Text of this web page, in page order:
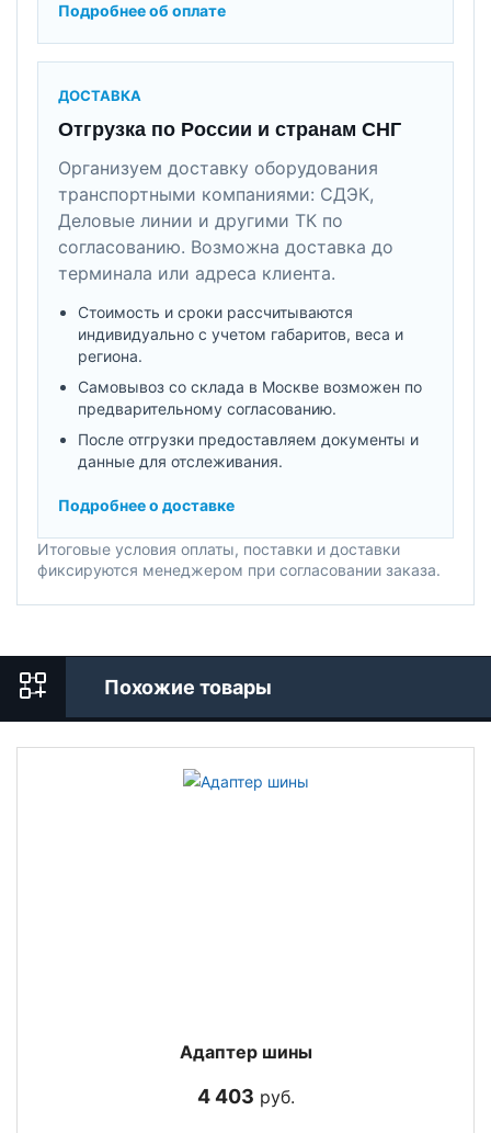
Подробнее об оплате
ДОСТАВКА
Отгрузка по России и странам СНГ
Организуем доставку оборудования
транспортными компаниями: СДЭК,
Деловые линии и другими ТК по
согласованию. Возможна доставка до
терминала или адреса клиента.
Стоимость и сроки рассчитываются
индивидуально с учетом габаритов, веса и
региона.
Самовывоз со склада в Москве возможен по
предварительному согласованию.
После отгрузки предоставляем документы и
данные для отслеживания.
Подробнее о доставке
Итоговые условия оплаты, поставки и доставки
фиксируются менеджером при согласовании заказа.
Похожие товары
Адаптер шины
4 403 руб.